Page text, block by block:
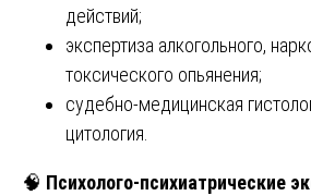
действий;
экспертиза алкогольного,
токсического опьянения;
судебно-медицинская
цитология.
🧠 Психолого-психиатрические